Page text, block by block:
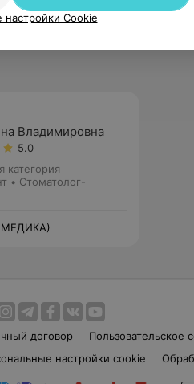
Владимировна
5.0
категория
• Стоматолог-
МЕДИКА)
договор Пользовательское
настройки cookie
Cookie